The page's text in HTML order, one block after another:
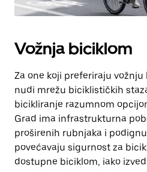
Vožnja biciklom
Za one koji preferiraju
nudi mrežu biciklističkih
bicikliranje razumnom
Grad ima infrastrukturna
proširenih rubnjaka i
povećavaju sigurnost za
dostupne biciklom, iako